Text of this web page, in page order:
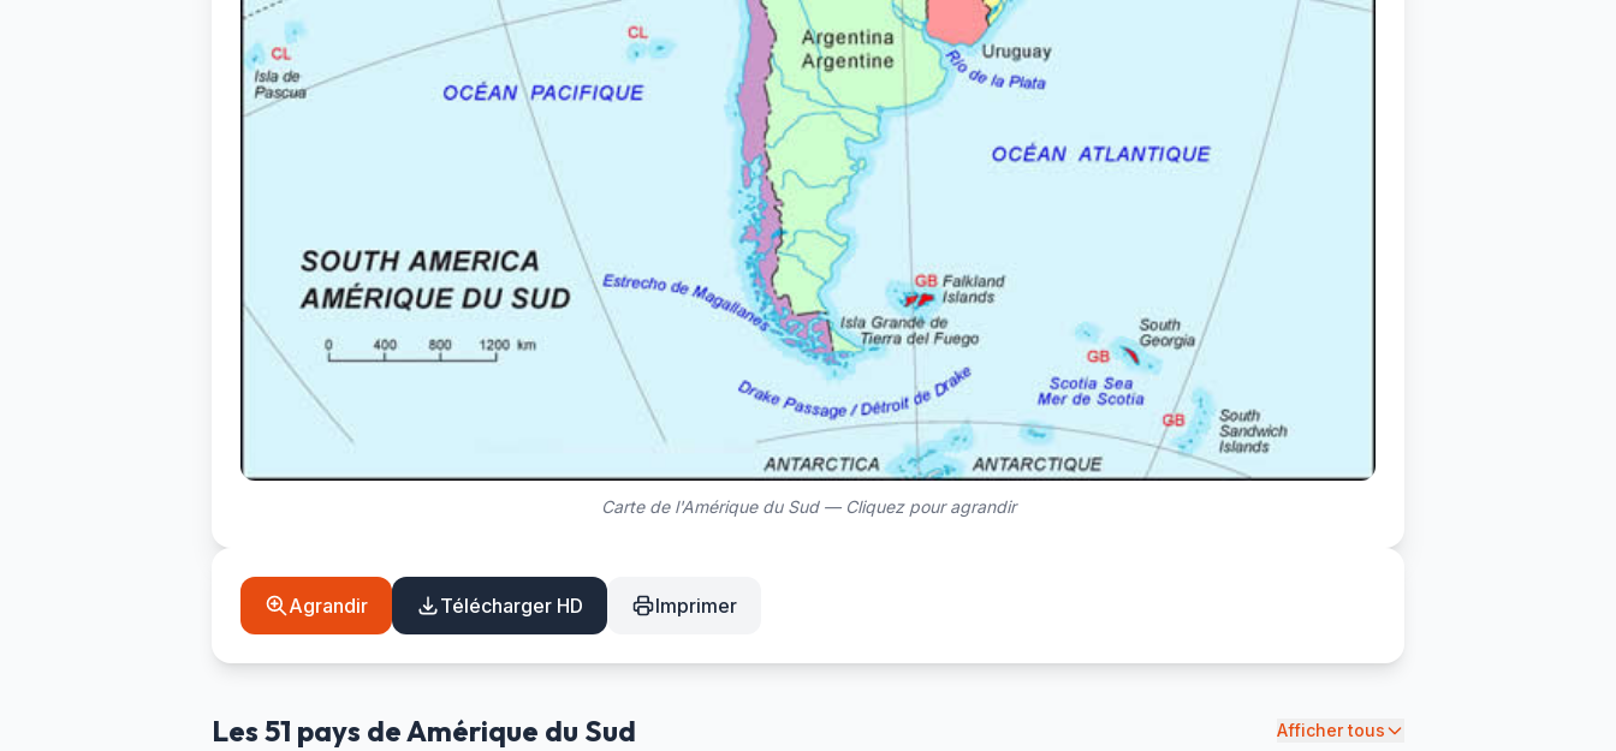
Carte de l'Amérique du Sud — Cliquez pour agrandir
Agrandir Télécharger HD Imprimer
Les 51 pays de Amérique du Sud Afficher tous